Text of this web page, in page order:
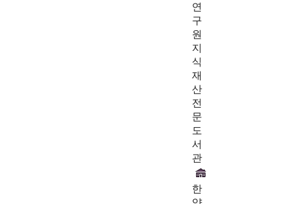
연
구
원
지
식
재
산
전
문
도
서
관
한